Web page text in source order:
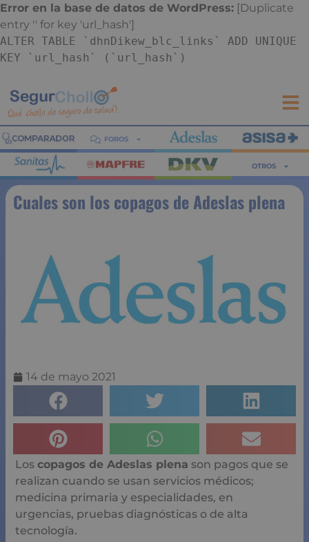
Error en la base de datos de WordPress: [Duplicate
entry '' for key 'url_hash']
ALTER TABLE `dhnDikew_blc_links` ADD UNIQUE
KEY `url_hash` (`url_hash`)
FOROS
OTROS
Cuales son los copagos de Adeslas plena
14 de mayo 2021
Los copagos de Adeslas plena son pagos que se
realizan cuando se usan servicios médicos;
medicina primaria y especialidades, en
urgencias, pruebas diagnósticas o de alta
tecnología.